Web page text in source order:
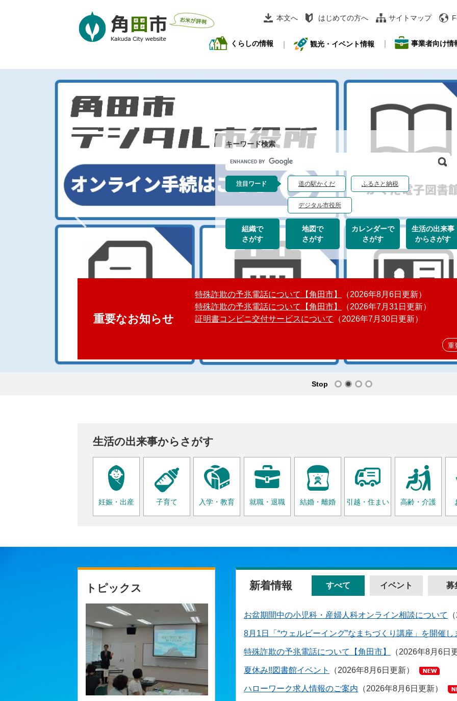
頭
飛
本文へ はじめての方へ サイトマップ
くらしの情報 観光・イベント情報 事業者向け情
重要なお知らせ
特殊詐欺の予兆電話について【角田市】
2026年8月6日更新
特殊詐欺の予兆電話について【角田市】
2026年7月31日更新
証明書コンビニ交付サービスについて
2026年7月30日更新
重
キーワード検索
G
o
l
e
検
索
注目ワード 道の駅かくだ ふるさと納税
デジタル市役所
組織で
さがす
地図で
さがす
カレンダーで
さがす
生活の出来事
からさがす
Stop
生活の出来事からさがす
妊娠・出産 子育て 入学・教育 就職・退職 結婚・離婚 引越・住まい 高齢・介護
トピックス 新着情報 すべて イベント 募
す
べ
お盆期間中の小児科・産婦人科オンライン相談について
8月1日「“ウェルビーイング”なまちづくり講座」を開催し
特殊詐欺の予兆電話について【角田市】 2026年8月6日
夏休み‼図書館イベント 2026年8月6日更新
ハローワーク求人情報のご案内 2026年8月6日更新